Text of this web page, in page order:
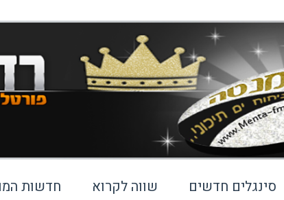
סינגלים חדשים שווה לקרוא חדשות